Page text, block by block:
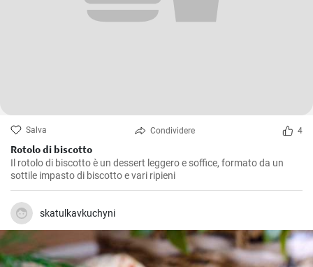
Salva Condividere 4
Rotolo di biscotto
Il rotolo di biscotto è un dessert leggero e soffice, formato da un
sottile impasto di biscotto e vari ripieni
skatulkavkuchyni